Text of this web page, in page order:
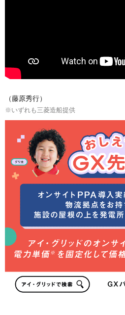
（藤原秀行）
※いずれも三菱造船提供